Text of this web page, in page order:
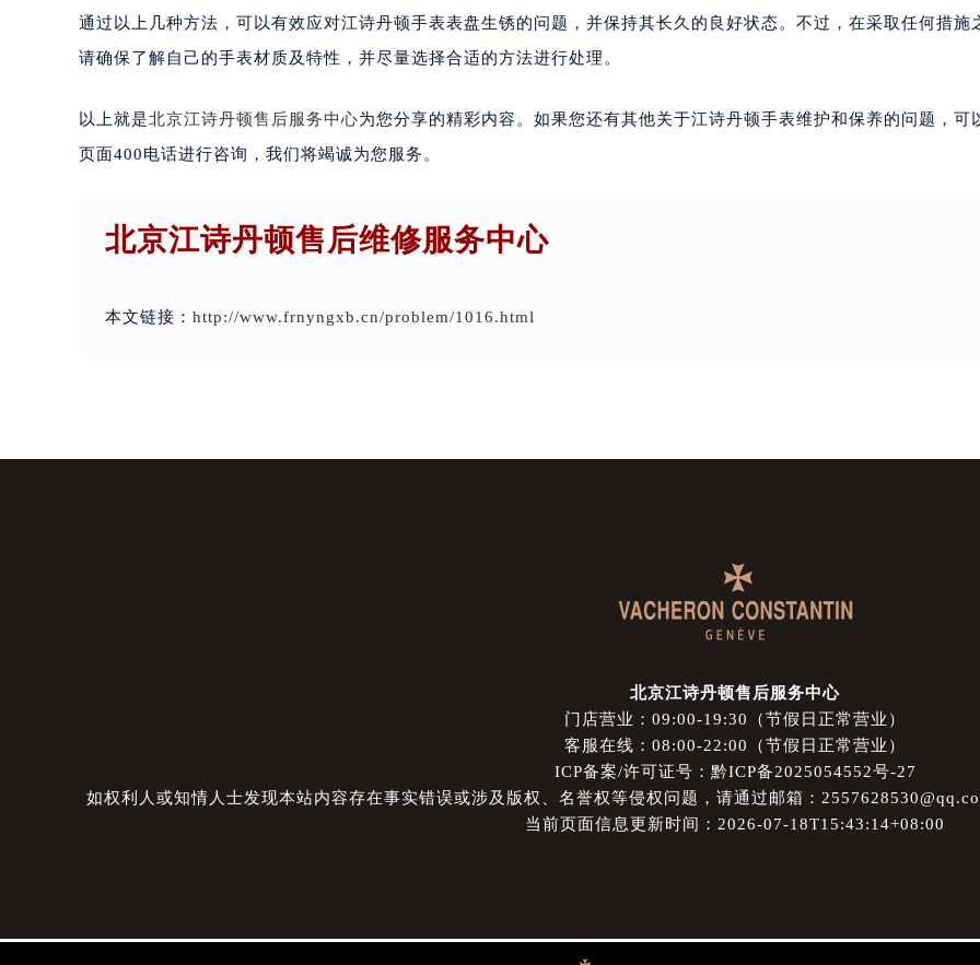
通过以上几种方法，可以有效应对江诗丹顿手表表盘生锈的问题，并保持其长久的良好状态。不过，在采取任何措施
请确保了解自己的手表材质及特性，并尽量选择合适的方法进行处理。
以上就是北京江诗丹顿售后服务中心为您分享的精彩内容。如果您还有其他关于江诗丹顿手表维护和保养的问题，可
页面400电话进行咨询，我们将竭诚为您服务。
北京江诗丹顿售后维修服务中心
本文链接： http://www.frnyngxb.cn/problem/1016.html
北京江诗丹顿售后服务中心
门店营业：09:00-19:30（节假日正常营业）
客服在线：08:00-22:00（节假日正常营业）
ICP备案/许可证号：黔ICP备2025054552号-27
如权利人或知情人士发现本站内容存在事实错误或涉及版权、名誉权等侵权问题，请通过邮箱：
当前页面信息更新时间：2026-07-18T15:43:14+08:00